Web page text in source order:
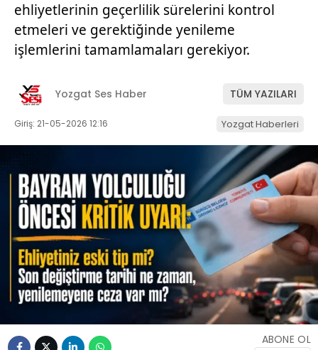
ehliyetlerinin geçerlilik sürelerini kontrol
etmeleri ve gerektiğinde yenileme
işlemlerini tamamlamaları gerekiyor.
Yozgat Ses Haber TÜM YAZILARI
Giriş: 21-05-2026 12:16 Yozgat Haberleri
ABONE OL